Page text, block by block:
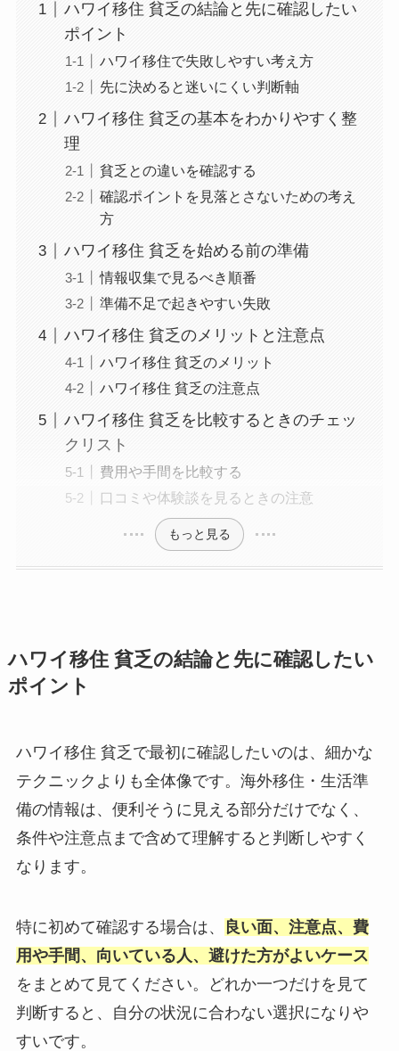
ハワイ移住 貧乏の結論と先に確認したい
ポイント
ハワイ移住で失敗しやすい考え方
先に決めると迷いにくい判断軸
ハワイ移住 貧乏の基本をわかりやすく整
理
貧乏との違いを確認する
確認ポイントを見落とさないための考え
方
ハワイ移住 貧乏を始める前の準備
情報収集で見るべき順番
準備不足で起きやすい失敗
ハワイ移住 貧乏のメリットと注意点
ハワイ移住 貧乏のメリット
ハワイ移住 貧乏の注意点
ハワイ移住 貧乏を比較するときのチェッ
クリスト
費用や手間を比較する
口コミや体験談を見るときの注意
もっと見る
ハワイ移住 貧乏の結論と先に確認したい
ポイント
ハワイ移住 貧乏で最初に確認したいのは、細かな
テクニックよりも全体像です。海外移住・生活準
備の情報は、便利そうに見える部分だけでなく、
条件や注意点まで含めて理解すると判断しやすく
なります。
特に初めて確認する場合は、
良い面、注意点、費
用や手間、向いている人、避けた方がよいケース
をまとめて見てください。どれか一つだけを見て
判断すると、自分の状況に合わない選択になりや
すいです。